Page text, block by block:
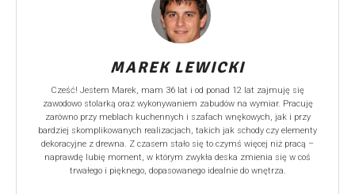
MAREK LEWICKI
Cześć! Jestem Marek, mam 36 lat i od ponad 12 lat zajmuję się
zawodowo stolarką oraz wykonywaniem zabudów na wymiar. Pracuję
zarówno przy meblach kuchennych i szafach wnękowych, jak i przy
bardziej skomplikowanych realizacjach, takich jak schody czy elementy
dekoracyjne z drewna. Z czasem stało się to czymś więcej niż pracą –
naprawdę lubię moment, w którym zwykła deska zmienia się w coś
trwałego i pięknego, dopasowanego idealnie do wnętrza.